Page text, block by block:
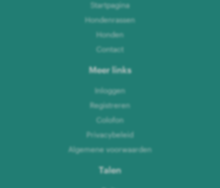
Startpagina
Hondenrassen
Honden
Contact
Meer links
Inloggen
Registreren
Colofon
Privacybeleid
Algemene voorwaarden
Talen